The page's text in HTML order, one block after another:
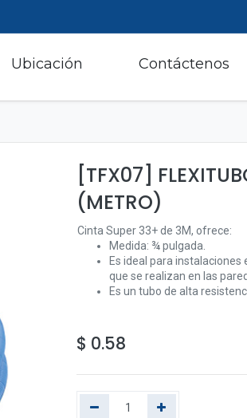
Ubicación Contáctenos
[TFX07]
(METRO)
Cinta Super 33+ de 3M, ofrece:
Medida: ¾ pulgada.
Es ideal para
que se realizan en las
Es un tubo de alta
$ 0.58